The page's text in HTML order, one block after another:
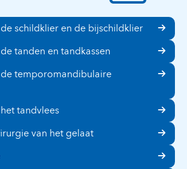
schildklier en de bijschildklier
tanden en tandkassen
temporomandibulaire
tandvlees
van het gelaat